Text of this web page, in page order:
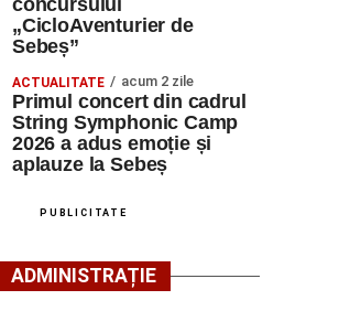
concursului
„CicloAventurier de
Sebeș”
ACTUALITATE acum 2 zile
Primul concert din cadrul
String Symphonic Camp
2026 a adus emoție și
aplauze la Sebeș
PUBLICITATE
ADMINISTRAȚIE